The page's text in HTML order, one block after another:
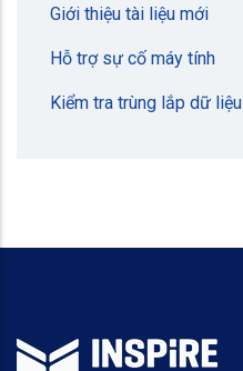
Giới thiệu tài liệu mới
Hỗ trợ sự cố máy tính
Kiểm tra trùng lắp dữ liệu